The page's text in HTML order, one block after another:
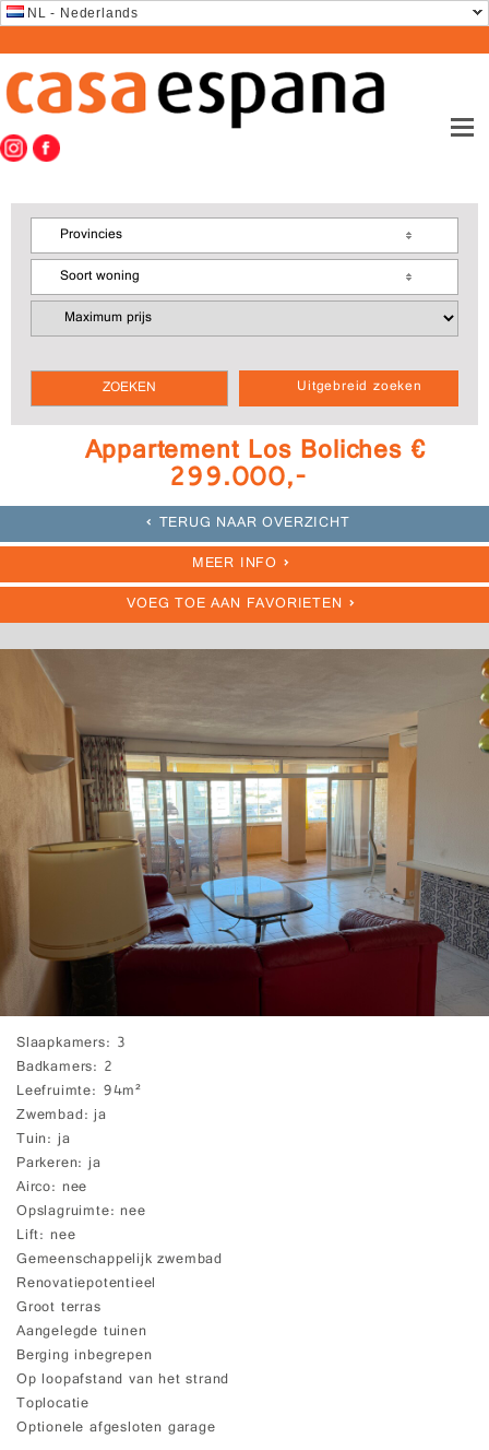
NL - Nederlands
Uitgebreid zoeken
Provincies
Soort woning
Appartement Los Boliches €
299.000,-
TERUG NAAR OVERZICHT
MEER INFO
VOEG TOE AAN FAVORIETEN
Slaapkamers 3
Badkamers 2
Leefruimte 94m²
Zwembad ja
Tuin ja
Parkeren ja
Airco nee
Opslagruimte nee
Lift nee
Gemeenschappelijk zwembad
Renovatiepotentieel
Groot terras
Aangelegde tuinen
Berging inbegrepen
Op loopafstand van het strand
Toplocatie
Optionele afgesloten garage